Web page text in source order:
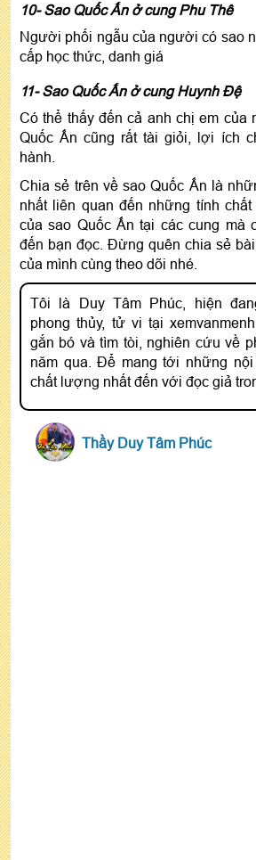
10- Sao Quốc Ấn ở cung Phu Thê
Người phối ngẫu của người có sao
cấp học thức, danh giá
11- Sao Quốc Ấn ở cung Huynh Đệ
Có thể thấy đến cả anh chị em của
Quốc Ấn cũng rất tài giỏi, lợi ích
hành.
Chia sẻ trên về sao Quốc Ấn là
nhất liên quan đến những tính
của sao Quốc Ấn tại các cung mà
đến bạn đọc. Đừng quên chia sẻ
của mình cùng theo dõi nhé.
Tôi là Duy Tâm Phúc, hiện
phong thủy, tử vi tại
gắn bó và tìm tòi, nghiên cứu về
năm qua. Để mang tới những
chất lượng nhất đến với đọc giả
Thầy Duy Tâm Phúc